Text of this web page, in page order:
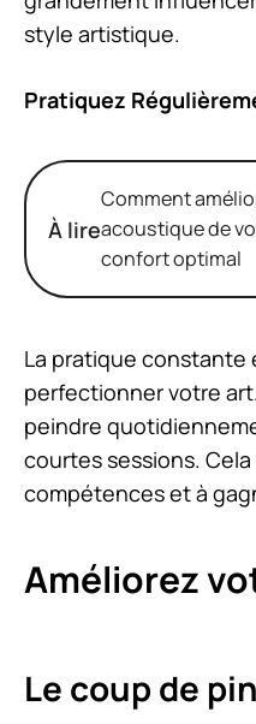
style artistique.
Pratiquez
À lire
Comment
acoustique de
confort optimal
La pratique constante
perfectionner votre
peindre
courtes sessions.
compétences et à
Améliorez
Le coup de